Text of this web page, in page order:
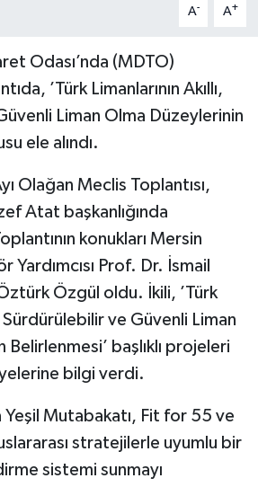
A- A+
Odası’nda (MDTO)
’Türk Limanlarının Akıllı,
Liman Olma Düzeylerinin
ele alındı.
Olağan Meclis Toplantısı,
Atat başkanlığında
konukları Mersin
Yardımcısı Prof. Dr. İsmail
Özgül oldu. İkili, ’Türk
Sürdürülebilir ve Güvenli Liman
başlıklı projeleri
bilgi verdi.
Yeşil Mutabakatı, Fit for 55 ve
stratejilerle uyumlu bir
sistemi sunmayı